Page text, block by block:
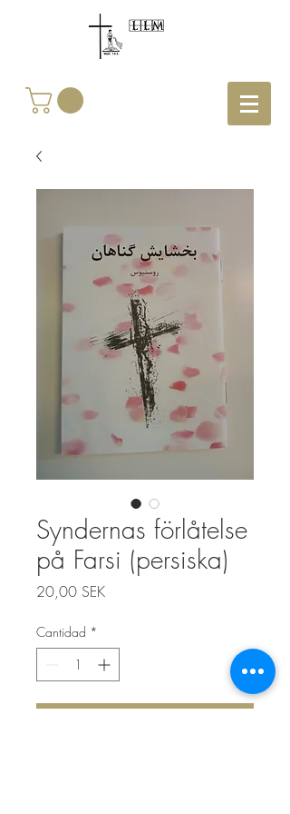
Syndernas förlåtelse
på Farsi (persiska)
20,00 SEKPrecio
Cantidad *